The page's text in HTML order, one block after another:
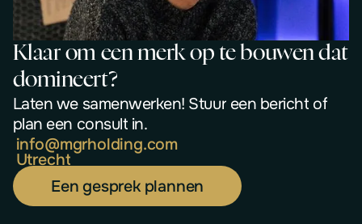
Klaar om een merk op te bouwen dat
domineert?
Laten we samenwerken! Stuur een bericht of
plan een consult in.
info@mgrholding.com
Utrecht
Een gesprek plannen